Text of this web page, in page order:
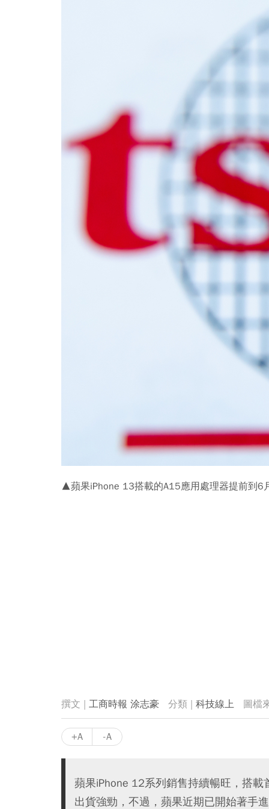
▲蘋果iPhone 13搭載的A15應用處理器提前到6
工商時報 涂志豪 科技線上
+A -A
蘋果iPhone 12系列銷售持續暢旺，搭載
出貨強勁，不過，蘋果近期已開始著手